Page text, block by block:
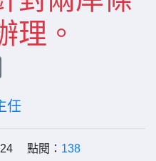
理。
任
點閱： 138